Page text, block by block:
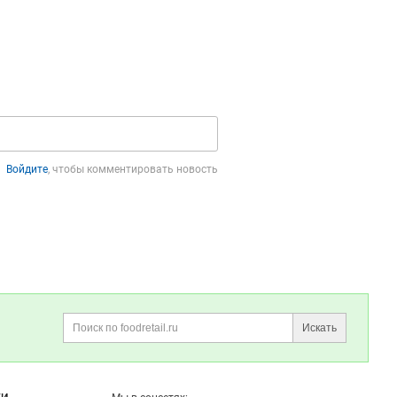
Войдите , чтобы комментировать новость
Искать